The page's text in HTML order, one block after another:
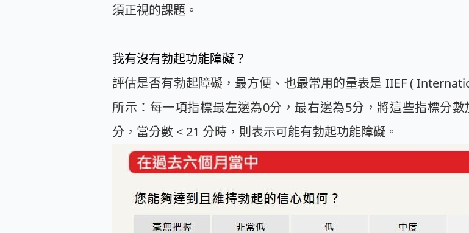
須正視的課題。
我有沒有勃起功能障礙？
評估是否有勃起障礙，最方便、也最常用的量表是 IIEF (
所示：每一項指標最左邊為0分，最右邊為5分，將這些指標分
分，當分數 < 21 分時，則表示可能有勃起功能障礙。